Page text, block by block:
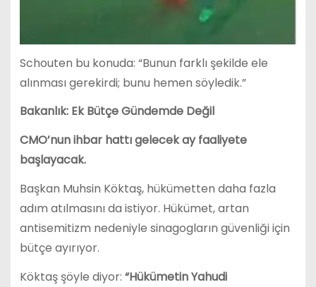
Schouten bu konuda: “Bunun farklı şekilde ele
alınması gerekirdi; bunu hemen söyledik.”
Bakanlık: Ek Bütçe Gündemde Değil
CMO’nun ihbar hattı gelecek ay faaliyete
başlayacak.
Başkan Muhsin Köktaş, hükümetten daha fazla
adım atılmasını da istiyor. Hükümet, artan
antisemitizm nedeniyle sinagogların güvenliği için
bütçe ayırıyor.
Köktaş şöyle diyor: “Hükümetin Yahudi